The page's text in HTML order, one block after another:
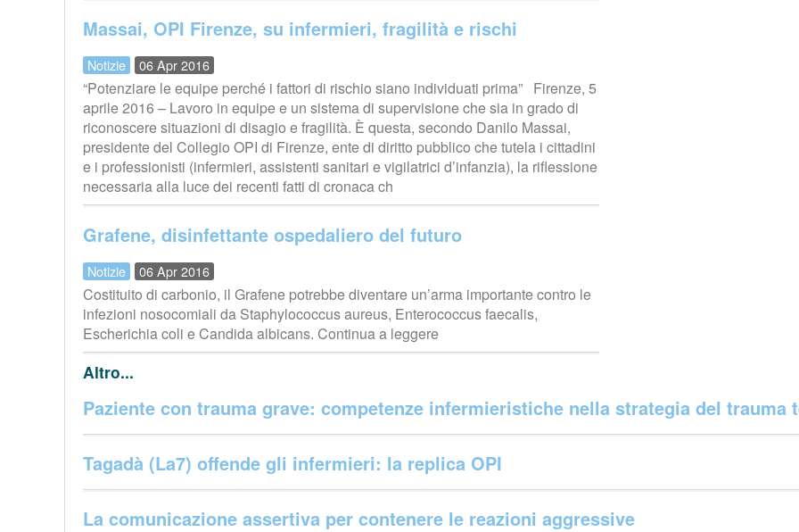
Massai, OPI Firenze, su infermieri, fragilità e rischi
Notizie 06 Apr 2016
“Potenziare le equipe perché i fattori di rischio siano individuati prima” Firenze, 5
aprile 2016 – Lavoro in equipe e un sistema di supervisione che sia in grado di
riconoscere situazioni di disagio e fragilità. È questa, secondo Danilo Massai,
presidente del Collegio OPI di Firenze, ente di diritto pubblico che tutela i cittadini
e i professionisti (infermieri, assistenti sanitari e vigilatrici d’infanzia), la riflessione
necessaria alla luce dei recenti fatti di cronaca ch
Grafene, disinfettante ospedaliero del futuro
Notizie 06 Apr 2016
Costituito di carbonio, il Grafene potrebbe diventare un’arma importante contro le
infezioni nosocomiali da Staphylococcus aureus, Enterococcus faecalis,
Escherichia coli e Candida albicans. Continua a leggere
Altro...
Paziente con trauma grave: competenze infermieristiche nella strategia del trauma
Tagadà (La7) offende gli infermieri: la replica OPI
La comunicazione assertiva per contenere le reazioni aggressive